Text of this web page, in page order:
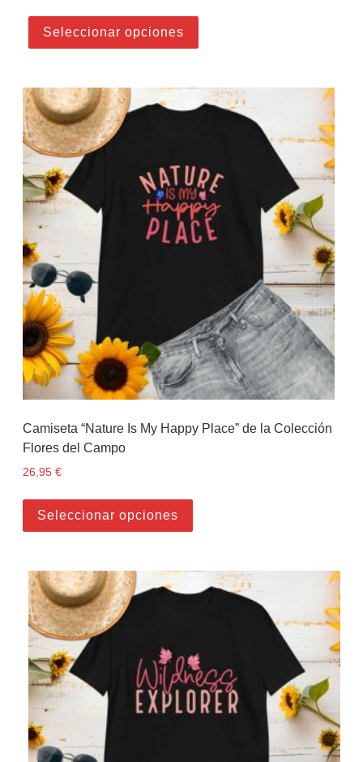
Seleccionar opciones
Camiseta “Nature Is My Happy Place” de la Colección
Flores del Campo
26,95 €
Seleccionar opciones